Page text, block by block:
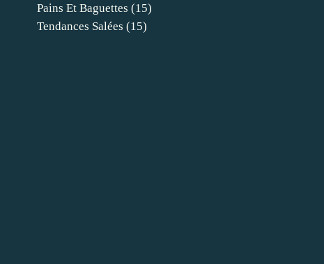
Pains Et Baguettes (15)
Tendances Salées (15)